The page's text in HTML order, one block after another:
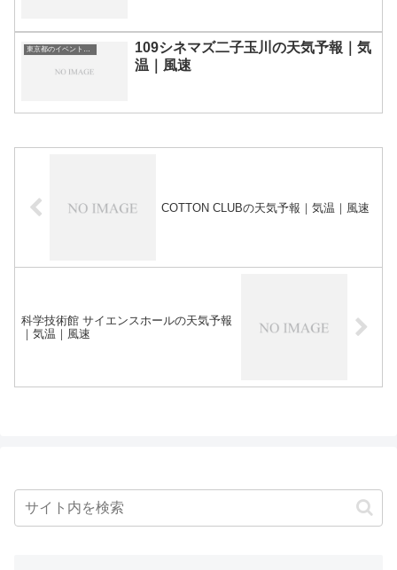
109シネマズ二子玉川の天気予報｜気
温｜風速
COTTON CLUBの天気予報｜気温｜風速
科学技術館 サイエンスホールの天気予報
｜気温｜風速